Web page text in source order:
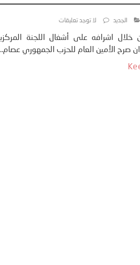
الجديد لا توجد تعليقات
خلال اشرافه على أشغال اللجنة